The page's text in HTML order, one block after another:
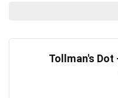
10% הנחה – Tollman's Dot